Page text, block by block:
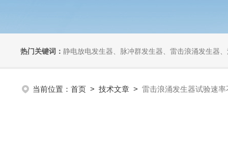
热门关键词： 静电放电发生器、脉冲群发生器、雷击浪涌发生器、汽车干扰模拟器、组
当前位置： 首页 > 技术文章 > 雷击浪涌发生器试验速率